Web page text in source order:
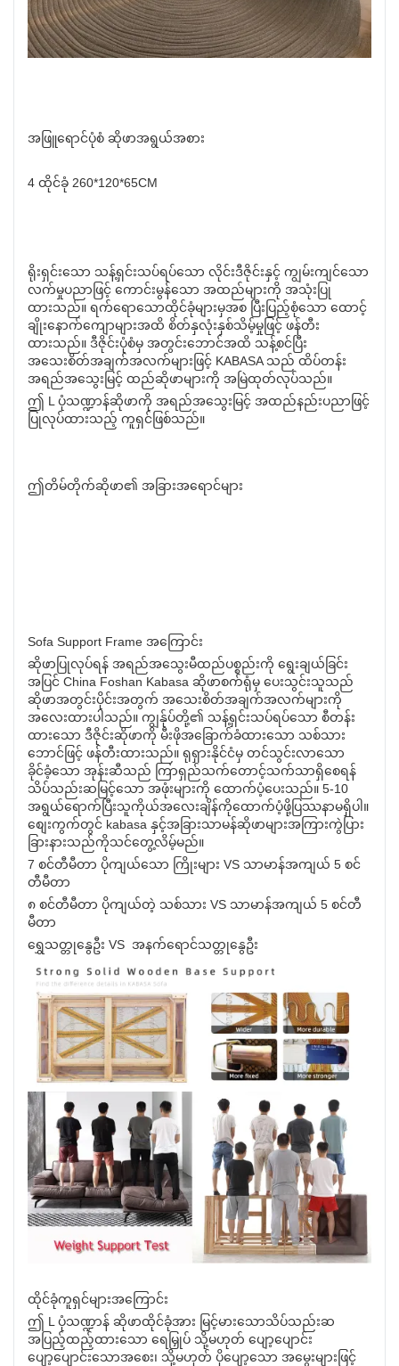
အဖြူရောင်ပုံစံ ဆိုဖာအရွယ်အစား
4 ထိုင်ခုံ 260*120*65CM
ရိုးရှင်းသော သန့်ရှင်းသပ်ရပ်သော လိုင်းဒီဇိုင်းနှင့် ကျွမ်းကျင်သော
လက်မှုပညာဖြင့် ကောင်းမွန်သော အထည်များကို အသုံးပြု
ထားသည်။ ရက်ရောသောထိုင်ခုံများမှအစ ပြီးပြည့်စုံသော ထောင့်
ချိုးနောက်ကျောများအထိ စိတ်နှလုံးနှစ်သိမ့်မှုဖြင့် ဖန်တီး
ထားသည်။ ဒီဇိုင်းပုံစံမှ အတွင်းဘောင်အထိ သန့်စင်ပြီး
အသေးစိတ်အချက်အလက်များဖြင့် KABASA သည် ထိပ်တန်း
အရည်အသွေးမြင့် ထည်ဆိုဖာများကို အမြဲထုတ်လုပ်သည်။
ဤ L ပုံသဏ္ဍာန်ဆိုဖာကို အရည်အသွေးမြင့် အထည်နည်းပညာဖြင့်
ပြုလုပ်ထားသည့် ကူရှင်ဖြစ်သည်။
ဤတိမ်တိုက်ဆိုဖာ၏ အခြားအရောင်များ
Sofa Support Frame အကြောင်း
ဆိုဖာပြုလုပ်ရန် အရည်အသွေးမီထည်ပစ္စည်းကို ရွေးချယ်ခြင်း
အပြင် China Foshan Kabasa ဆိုဖာစက်ရုံမှ ပေးသွင်းသူသည်
ဆိုဖာအတွင်းပိုင်းအတွက် အသေးစိတ်အချက်အလက်များကို
အလေးထားပါသည်။ ကျွန်ုပ်တို့၏ သန့်ရှင်းသပ်ရပ်သော စီတန်း
ထားသော ဒီဇိုင်းဆိုဖာကို မီးဖိုအခြောက်ခံထားသော သစ်သား
ဘောင်ဖြင့် ဖန်တီးထားသည်။ ရုရှားနိုင်ငံမှ တင်သွင်းလာသော
ခိုင်ခံ့သော အုန်းဆီသည် ကြာရှည်သက်တောင့်သက်သာရှိစေရန်
သိပ်သည်းဆမြင့်သော အဖုံးများကို ထောက်ပံ့ပေးသည်။ 5-10
အရွယ်ရောက်ပြီးသူကိုယ်အလေးချိန်ကိုထောက်ပံ့ဖို့ပြဿနာမရှိပါ။
စျေးကွက်တွင် kabasa နှင့်အခြားသာမန်ဆိုဖာများအကြားကွဲပြား
ခြားနားသည်ကိုသင်တွေ့လိမ့်မည်။
7 စင်တီမီတာ ပိုကျယ်သော ကြိုးများ VS သာမာန်အကျယ် 5 စင်
တီမီတာ
၈ စင်တီမီတာ ပိုကျယ်တဲ့ သစ်သား VS သာမာန်အကျယ် 5 စင်တီ
မီတာ
ရွှေသတ္တုနွေဦး VS အနက်ရောင်သတ္တုနွေဦး
ထိုင်ခုံကူရှင်များအကြောင်း
ဤ L ပုံသဏ္ဍာန် ဆိုဖာထိုင်ခုံအား မြင့်မားသောသိပ်သည်းဆ
အပြည့်ထည့်ထားသော ရေမြှုပ် သို့မဟုတ် ပျော့ပျောင်း
ပျော့ပျောင်းသောအစေး၊ သို့မဟုတ် ပိုပျော့သော အမွေးများဖြင့်